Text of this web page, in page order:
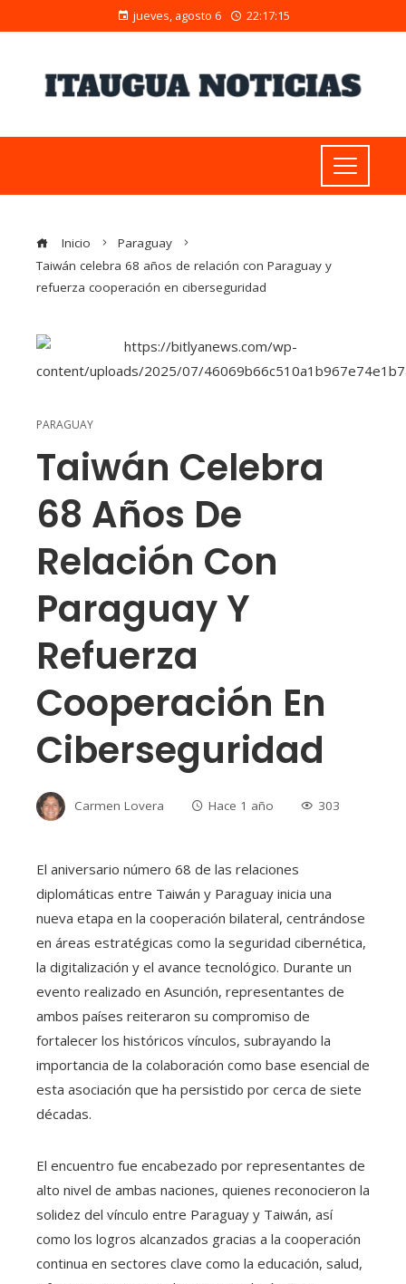
jueves, agosto 6 22:17:16
Inicio
Paraguay
Taiwán celebra 68 años de relación con Paraguay y
refuerza cooperación en ciberseguridad
PARAGUAY
Taiwán Celebra
68 Años De
Relación Con
Paraguay Y
Refuerza
Cooperación En
Ciberseguridad
Carmen Lovera Hace 1 año 303
El aniversario número 68 de las relaciones
diplomáticas entre Taiwán y Paraguay inicia una
nueva etapa en la cooperación bilateral, centrándose
en áreas estratégicas como la seguridad cibernética,
la digitalización y el avance tecnológico. Durante un
evento realizado en Asunción, representantes de
ambos países reiteraron su compromiso de
fortalecer los históricos vínculos, subrayando la
importancia de la colaboración como base esencial de
esta asociación que ha persistido por cerca de siete
décadas.
El encuentro fue encabezado por representantes de
alto nivel de ambas naciones, quienes reconocieron la
solidez del vínculo entre Paraguay y Taiwán, así
como los logros alcanzados gracias a la cooperación
continua en sectores clave como la educación, salud,